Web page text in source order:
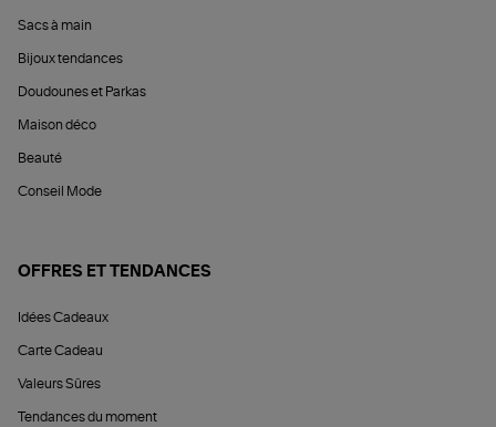
Sacs à main
Bijoux tendances
Doudounes et Parkas
Maison déco
Beauté
Conseil Mode
OFFRES ET TENDANCES
Idées Cadeaux
Carte Cadeau
Valeurs Sûres
Tendances du moment